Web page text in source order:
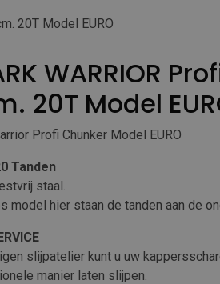
20T Model EURO
WARRIOR
20T Model
Profi Chunker Model EURO
Tanden
staal.
model hier staan de tanden aan de
slijpatelier kunt u uw
manier laten slijpen.